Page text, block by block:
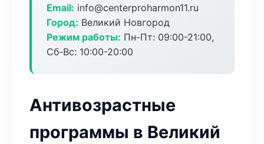
Email: info@centerproharmon11.ru
Город: Великий Новгород
Режим работы: Пн-Пт: 09:00-21:00,
Сб-Вс: 10:00-20:00
Антивозрастные
программы в Великий